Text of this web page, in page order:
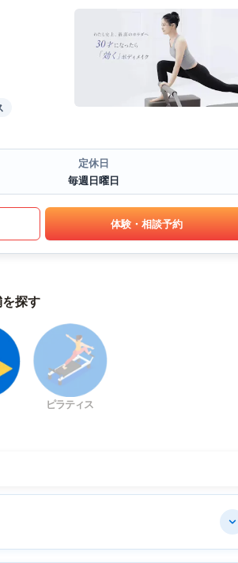
定休日
毎週日曜日
体験・相談予約
探す
ピラティス